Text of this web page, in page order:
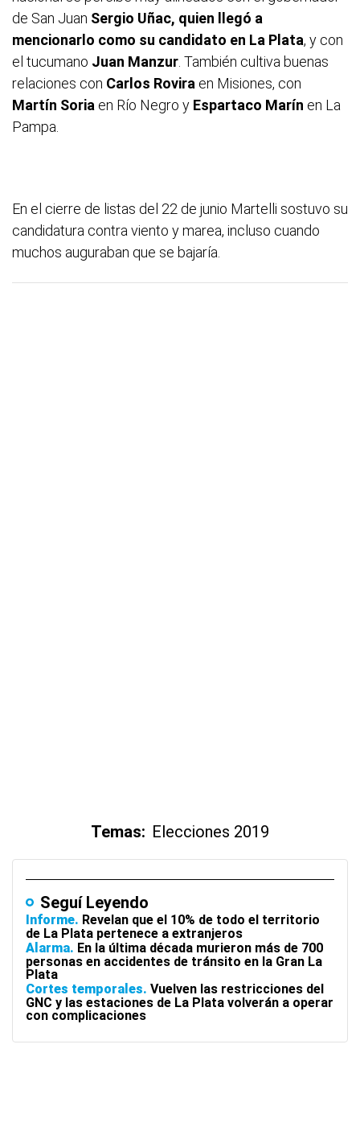
de San Juan Sergio Uñac, quien llegó a
mencionarlo como su candidato en La Plata, y con
el tucumano Juan Manzur . También cultiva buenas
relaciones con Carlos Rovira en Misiones, con
Martín Soria en Río Negro y Espartaco Marín en La
Pampa.
En el cierre de listas del 22 de junio Martelli sostuvo su
candidatura contra viento y marea, incluso cuando
muchos auguraban que se bajaría.
Temas: Elecciones 2019
Seguí Leyendo
Informe Revelan que el 10% de todo el territorio
de La Plata pertenece a extranjeros
Alarma En la última década murieron más de 700
personas en accidentes de tránsito en la Gran La
Plata
Cortes temporales Vuelven las restricciones del
GNC y las estaciones de La Plata volverán a operar
con complicaciones